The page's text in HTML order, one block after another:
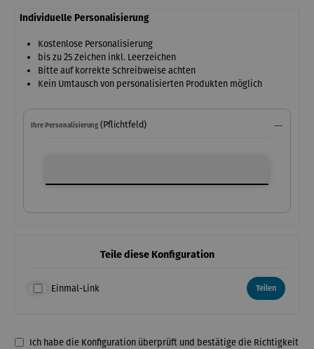
Individuelle Personalisierung
Kostenlose Personalisierung
bis zu 25 Zeichen inkl. Leerzeichen
Bitte auf korrekte Schreibweise achten
Kein Umtausch von personalisierten Produkten möglich
Ihre Personalisierung (Pflichtfeld)
Teile diese Konfiguration
Einmal-Link Teilen
Ich habe die Konfiguration überprüft und bestätige die Richtigkeit